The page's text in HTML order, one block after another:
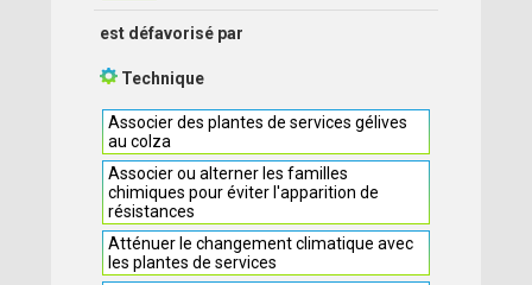
est défavorisé par
Technique
Associer des plantes de services gélives
au colza
Associer ou alterner les familles
chimiques pour éviter l'apparition de
résistances
Atténuer le changement climatique avec
les plantes de services